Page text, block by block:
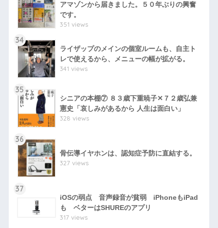
アマゾンから届きました。５０年ぶりの興奮
です。
351 views
34
ライザップのメインの個室ルームも、自主ト
レで使えるから、メニューの幅が拡がる。
341 views
35
シニアの本棚⑦ ８３歳下重暁子✕７２歳弘兼
憲史「哀しみがあるから 人生は面白い」
328 views
36
骨伝導イヤホンは、認知症予防に直結する。
327 views
37
iOSの弱点 音声録音が貧弱 iPhoneもiPad
も ベターはSHUREのアプリ
317 views